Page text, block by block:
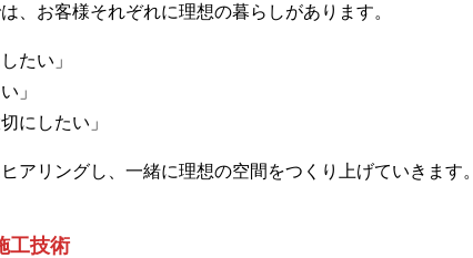
、お客様それぞれに理想の暮らしがあります。
たい」
」
にしたい」
アリングし、一緒に理想の空間をつくり上げていきます。
工技術